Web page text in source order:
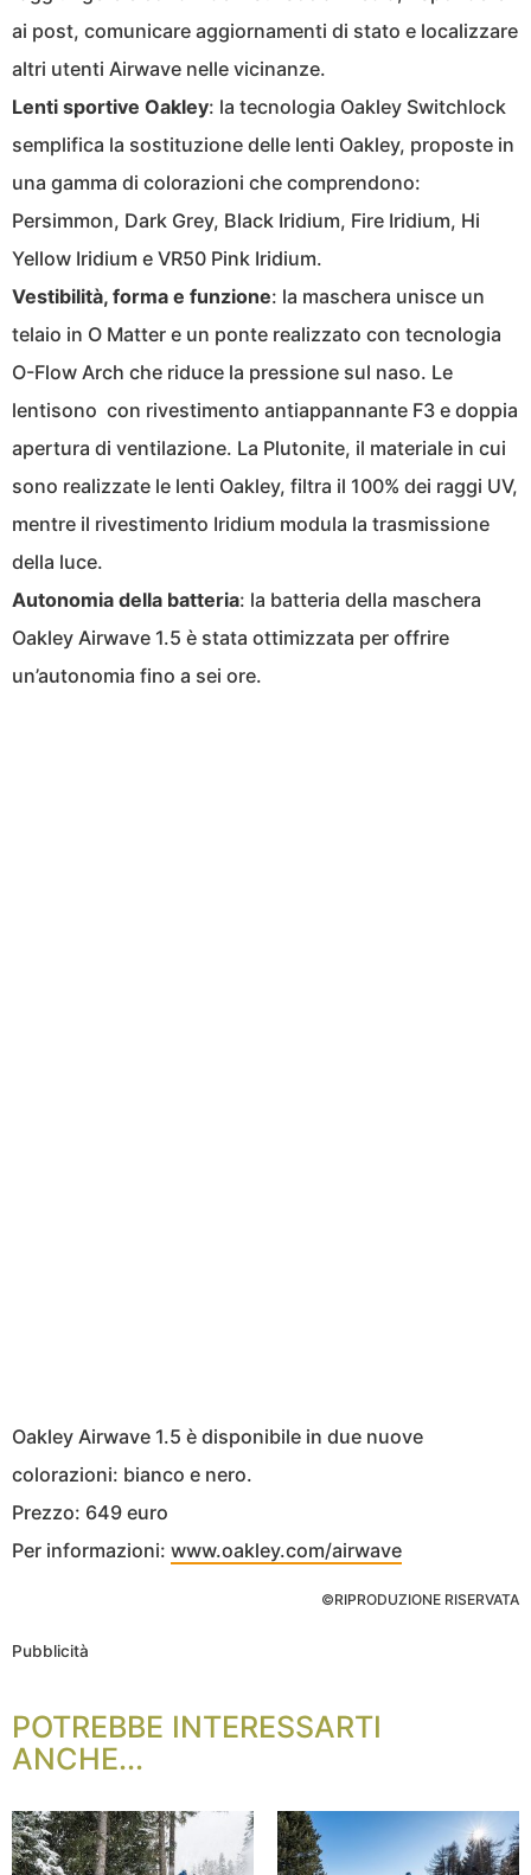
ai post, comunicare aggiornamenti di stato e localizzare
altri utenti Airwave nelle vicinanze.
Lenti sportive Oakley: la tecnologia Oakley Switchlock
semplifica la sostituzione delle lenti Oakley, proposte in
una gamma di colorazioni che comprendono:
Persimmon, Dark Grey, Black Iridium, Fire Iridium, Hi
Yellow Iridium e VR50 Pink Iridium.
Vestibilità, forma e funzione: la maschera unisce un
telaio in O Matter e un ponte realizzato con tecnologia
O-Flow Arch che riduce la pressione sul naso. Le
lentisono con rivestimento antiappannante F3 e doppia
apertura di ventilazione. La Plutonite, il materiale in cui
sono realizzate le lenti Oakley, filtra il 100% dei raggi UV,
mentre il rivestimento Iridium modula la trasmissione
della luce.
Autonomia della batteria: la batteria della maschera
Oakley Airwave 1.5 è stata ottimizzata per offrire
un’autonomia fino a sei ore.
Oakley Airwave 1.5 è disponibile in due nuove
colorazioni: bianco e nero.
Prezzo: 649 euro
Per informazioni: www.oakley.com/airwave
©RIPRODUZIONE RISERVATA
Pubblicità
POTREBBE INTERESSARTI
ANCHE...